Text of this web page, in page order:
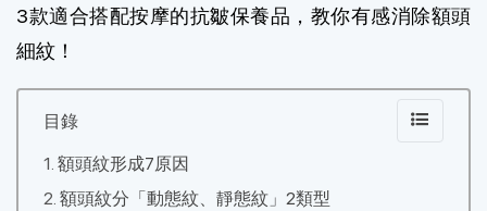
3款適合搭配按摩的抗皺保養品，教你有感消除額頭
細紋！
目錄
額頭紋形成7原因
額頭紋分「動態紋、靜態紋」2類型